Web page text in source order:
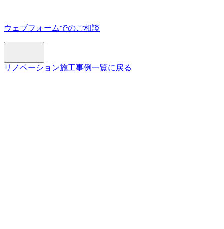
ウェブフォームでのご相談
リノベーション施工事例一覧に戻る